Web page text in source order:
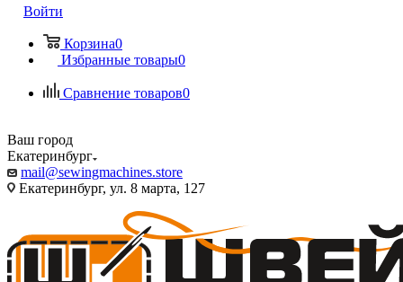
Войти
Корзина0
Избранные товары0
Сравнение товаров0
Ваш город
Екатеринбург
mail@sewingmachines.store
Екатеринбург, ул. 8 марта, 127